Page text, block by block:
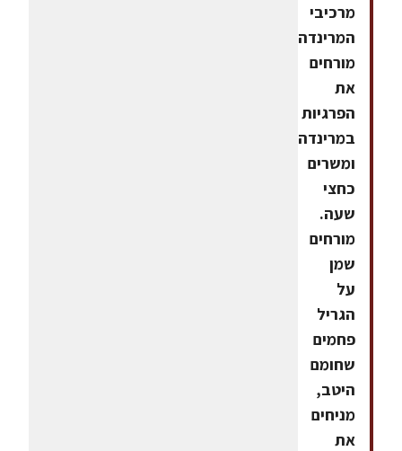
מרכיבי
המרינדה,
מורחים
את
הפרגיות
במרינדה
ומשרים
כחצי
שעה.
מורחים
שמן
על
הגריל
פחמים
שחומם
היטב,
מניחים
את